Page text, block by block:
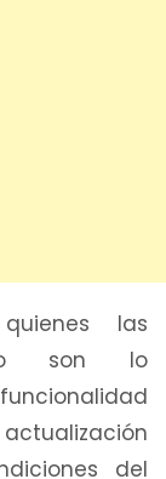
las
no son lo
del